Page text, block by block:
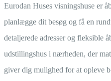
Eurodan Huses visningshuse er
planlægge dit besøg og få en
detaljerede adresser og fleksible
udstillingshus i nærheden, der
giver dig mulighed for at opleve